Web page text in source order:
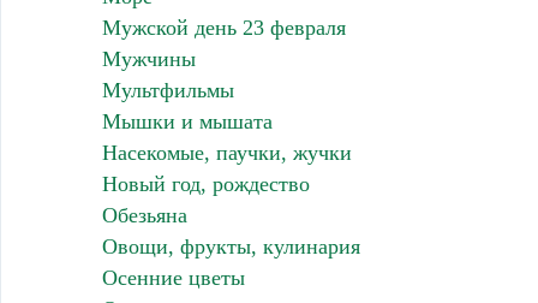
Мужской день 23 февраля
Мужчины
Мультфильмы
Мышки и мышата
Насекомые, паучки, жучки
Новый год, рождество
Обезьяна
Овощи, фрукты, кулинария
Осенние цветы